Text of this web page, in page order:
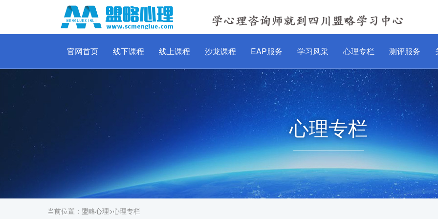
官网首页 线下课程 线上课程 沙龙课程 EAP服务 学习风采 心理专栏 测评服务
心理专栏
当前位置： 盟略心理>心理专栏